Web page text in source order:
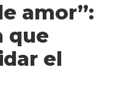
amor”:
que
el